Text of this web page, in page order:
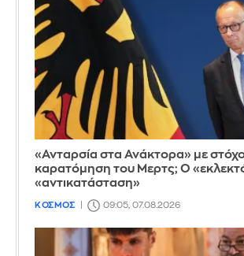
«Ανταρσία στα Ανάκτορα» με
καρατόμηση του Μερτς; Ο
«αντικατάσταση»
ΚΟΣΜΟΣ 09:05, 07.08.2026